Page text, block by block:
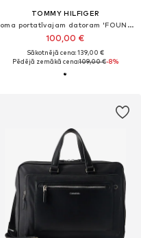
TOMMY HILFIGER
Soma portatīvajam datoram 'FOUNDATION'
100,00 €
Sākotnējā cena: 139,00 €
Pēdējā zemākā cena:109,00 €-8%